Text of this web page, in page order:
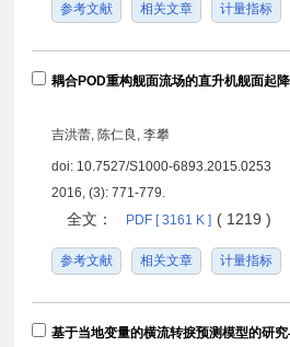
参考文献 相关文章 计量指标
耦合POD重构舰面流场的直升机舰面起
吉洪蕾, 陈仁良, 李攀
doi: 10.7527/S1000-6893.2015.0253
2016, (3): 771-779.
全文： PDF [ 3161 K ] ( 1219 )
参考文献 相关文章 计量指标
基于当地变量的横流转捩预测模型的研